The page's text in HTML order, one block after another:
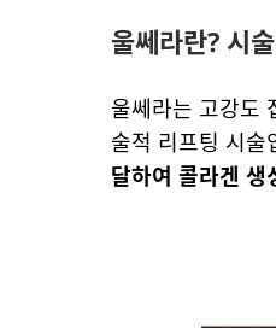
울쎄라란? 시
울쎄라는 고강
술적 리프팅 시술
달하여 콜라겐 생